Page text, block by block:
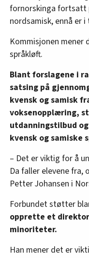
fornorskinga fortsatt
nordsamisk, ennå er
Kommisjonen
språkløft.
Blant forslagene i
satsing på
kvensk og samisk
voksenopplæring,
utdanningstilbud
kvensk og samiske
– Det er viktig for å
Da faller elevene fra,
Petter Johansen i
Forbundet støtter
opprette et
minoriteter.
Han mener det er